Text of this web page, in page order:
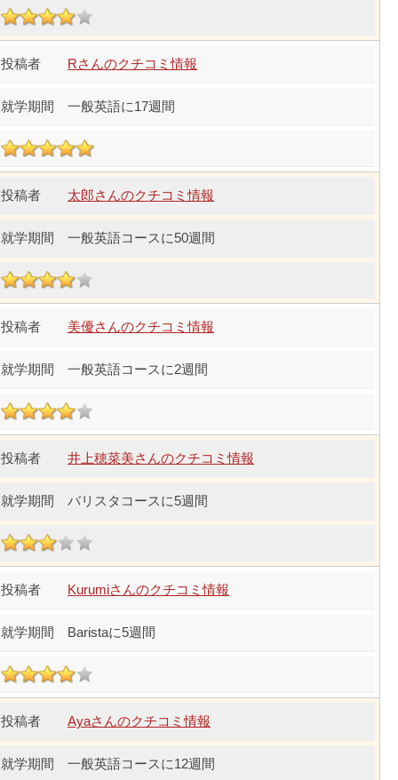
Rさんのクチコミ情報
一般英語に17週間
太郎さんのクチコミ情報
一般英語コースに50週間
美優さんのクチコミ情報
一般英語コースに2週間
井上穂菜美さんのクチコミ情報
バリスタコースに5週間
Kurumiさんのクチコミ情報
Baristaに5週間
Ayaさんのクチコミ情報
一般英語コースに12週間